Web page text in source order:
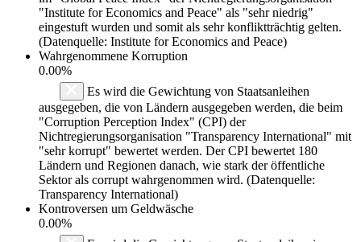
"Institute for Economics and Peace" als "sehr niedrig"
eingestuft wurden und somit als sehr konfliktträchtig gelten.
(Datenquelle: Institute for Economics and Peace)
Wahrgenommene Korruption
0.00%
Es wird die Gewichtung von Staatsanleihen
ausgegeben, die von Ländern ausgegeben werden, die beim
"Corruption Perception Index" (CPI) der
Nichtregierungsorganisation "Transparency International" mit
"sehr korrupt" bewertet werden. Der CPI bewertet 180
Ländern und Regionen danach, wie stark der öffentliche
Sektor als corrupt wahrgenommen wird. (Datenquelle:
Transparency International)
Kontroversen um Geldwäsche
0.00%